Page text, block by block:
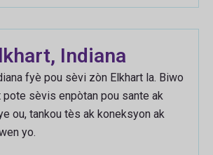
Indiana
fyè pou sèvi zòn Elkhart la. Biwo
pote sèvis enpòtan pou sante ak
ou, tankou tès ak koneksyon ak
yo.